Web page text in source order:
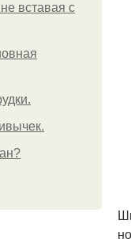
вставая с